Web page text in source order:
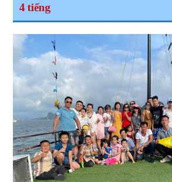
4 tiếng